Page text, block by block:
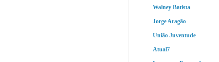
Walney Batista
Jorge Aragão
União Juventude
Atual7